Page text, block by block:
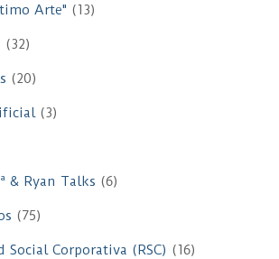
Arte" (13)
(32)
(20)
(3)
& Ryan Talks (6)
(75)
Social Corporativa (RSC) (16)